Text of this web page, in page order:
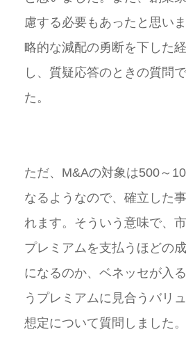
慮する必要もあったと思い
略的な減配の勇断を下した
し、質疑応答のときの質問
た。
ただ、M&Aの対象は500～
なるようなので、確立した
れます。そういう意味で、
プレミアムを支払うほどの
になるのか、ベネッセが入
うプレミアムに見合うバリ
想定について質問しました。